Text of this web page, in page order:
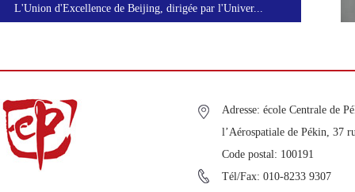
L'Union d'Excellence de Beijing, dirigée par l'Univer...
Adresse: école Centrale de
l’Aérospatiale de Pékin, 37
Code postal: 100191
Tél/Fax: 010-8233 9307